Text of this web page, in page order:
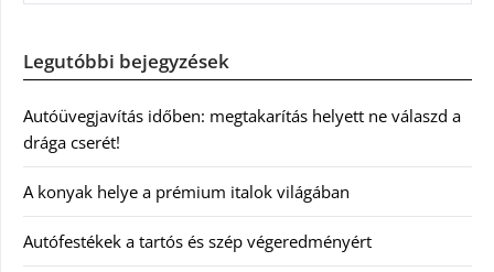
Legutóbbi bejegyzések
Autóüvegjavítás időben: megtakarítás helyett ne válaszd a
drága cserét!
A konyak helye a prémium italok világában
Autófestékek a tartós és szép végeredményért